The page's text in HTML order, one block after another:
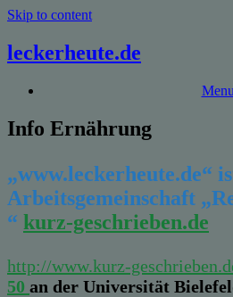
Skip to content
leckerheute.de
Menu
Info Ernährung
„www.leckerheute.de“
Arbeitsgemeinschaft
“ kurz-geschrieben.de
http://www.kurz-
50 an der Universität